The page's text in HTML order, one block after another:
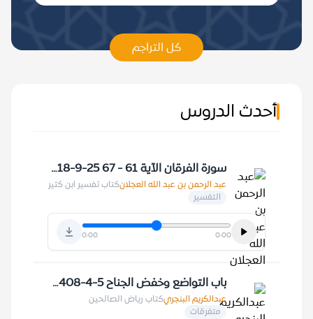
كل التراجم
أحدث الدروس
سورة الفرقان الآية 61 - 67 25-9-1418 هـ
عبد الرحمن بن عبد الله العجلانكتاب تفسير ابن كثير
التفسير
0:00 0:00
باب التواضع وخفض الجناح 5-4-1408 هـ
عبدالكريم البنجريكتاب رياض الصالحين
متفرقات